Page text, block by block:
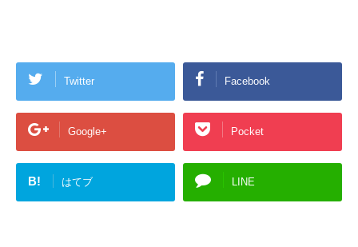
Twitter Facebook
Google+ Pocket
B! はてブ LINE